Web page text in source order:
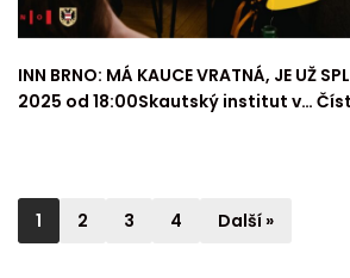
INN BRNO: MÁ KAUCE VRATNÁ, JE UŽ
2025 od 18:00Skautský institut v…
1 2 3 4 Další »